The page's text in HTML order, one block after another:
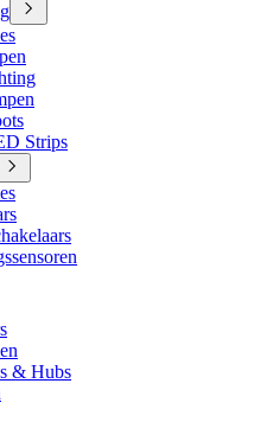
Strips
& Hubs